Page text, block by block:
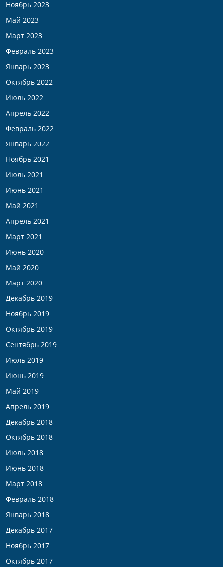
Ноябрь 2023
Май 2023
Март 2023
Февраль 2023
Январь 2023
Октябрь 2022
Июль 2022
Апрель 2022
Февраль 2022
Январь 2022
Ноябрь 2021
Июль 2021
Июнь 2021
Май 2021
Апрель 2021
Март 2021
Июнь 2020
Май 2020
Март 2020
Декабрь 2019
Ноябрь 2019
Октябрь 2019
Сентябрь 2019
Июль 2019
Июнь 2019
Май 2019
Апрель 2019
Декабрь 2018
Октябрь 2018
Июль 2018
Июнь 2018
Март 2018
Февраль 2018
Январь 2018
Декабрь 2017
Ноябрь 2017
Октябрь 2017